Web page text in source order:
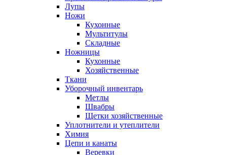
Лупы
Ножи
Кухонные
Мультитулы
Складные
Ножницы
Кухонные
Хозяйственные
Ткани
Уборочный инвентарь
Метлы
Швабры
Щетки хозяйственные
Уплотнители и утеплители
Химия
Цепи и канаты
Веревки